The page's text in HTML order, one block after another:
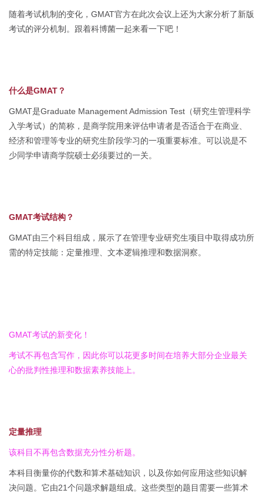
随着考试机制的变化，GMAT官方在此次会议上还为大家分析了新版
考试的评分机制。跟着科博菌一起来看一下吧！
什么是GMAT？
GMAT是Graduate Management Admission Test（研究生管理科学
入学考试）的简称，是商学院用来评估申请者是否适合于在商业、
经济和管理等专业的研究生阶段学习的一项重要标准。可以说是不
少同学申请商学院硕士必须要过的一关。
GMAT考试结构？
GMAT由三个科目组成，展示了在管理专业研究生项目中取得成功所
需的特定技能：定量推理、文本逻辑推理和数据洞察。
GMAT考试的新变化！
考试不再包含写作，因此你可以花更多时间在培养大部分企业最关
心的批判性推理和数据素养技能上。
定量推理
该科目不再包含数据充分性分析题。
本科目衡量你的代数和算术基础知识，以及你如何应用这些知识解
决问题。它由21个问题求解题组成。这些类型的题目需要一些算术